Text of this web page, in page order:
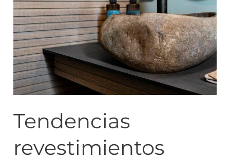
Tendencias
revestimientos